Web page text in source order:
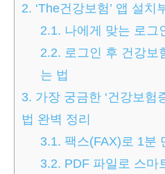
2. ‘The건강보험’ 앱 설
2.1. 나에게 맞는 로그
2.2. 로그인 후 건강보
는 법
3. 가장 궁금한 ‘건강보험
법 완벽 정리
3.1. 팩스(FAX)로 1분
3.2. PDF 파일로 스마